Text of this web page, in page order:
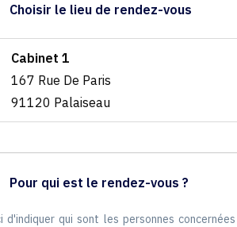
Choisir le lieu de rendez-vous
Cabinet 1
167 Rue De Paris
91120 Palaiseau
Pour qui est le rendez-vous ?
d'indiquer qui sont les personnes